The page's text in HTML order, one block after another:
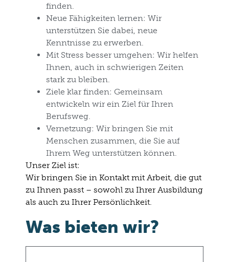
finden.
Neue Fähigkeiten lernen: Wir
unterstützen Sie dabei, neue
Kenntnisse zu erwerben.
Mit Stress besser umgehen: Wir helfen
Ihnen, auch in schwierigen Zeiten
stark zu bleiben.
Ziele klar finden: Gemeinsam
entwickeln wir ein Ziel für Ihren
Berufsweg.
Vernetzung: Wir bringen Sie mit
Menschen zusammen, die Sie auf
Ihrem Weg unterstützen können.
Unser Ziel ist:
Wir bringen Sie in Kontakt mit Arbeit, die gut
zu Ihnen passt – sowohl zu IhrerAusbildung
als auch zu IhrerPersönlichkeit.
Was bieten wir?